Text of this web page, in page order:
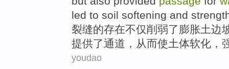
led to soil softening and
裂缝的存在不仅削弱了膨胀土边
提供了通道 ， 从而使土体软化，
youdao